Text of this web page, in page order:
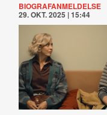
BIOGRAFANMELDELSE
29. OKT. 2025 | 15:44